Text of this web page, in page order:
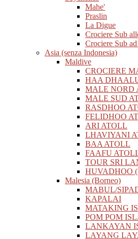
Mahe'
Praslin
La Digue
Crociere Sub
Crociere Sub
Asia (senza Indonesia)
Maldive
CROCIERE
HAA
MALE NORD
MALE SUD
RASDHOO
FELIDHOO
ARI ATOLL
LHAVIYANI
BAA ATOLL
FAAFU
TOUR SRI
HUVADHOO
Malesia (Borneo)
MABUL/
KAPALAI
MATAKING
POM POM
LANKAYAN
LAYANG